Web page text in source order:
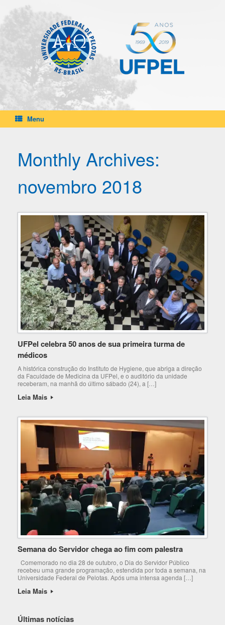
content
Menu
Monthly Archives:
novembro 2018
UFPel celebra 50 anos de sua primeira turma de
médicos
A histórica construção do Instituto de Hygiene, que abriga a direção
da Faculdade de Medicina da UFPel, e o auditório da unidade
receberam, na manhã do último sábado (24), a […]
Leia Mais
Semana do Servidor chega ao fim com palestra
Comemorado no dia 28 de outubro, o Dia do Servidor Público
recebeu uma grande programação, estendida por toda a semana, na
Universidade Federal de Pelotas. Após uma intensa agenda […]
Leia Mais
Últimas notícias